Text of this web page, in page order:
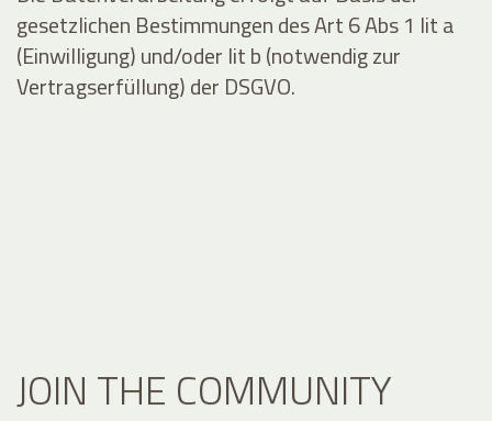
gesetzlichen Bestimmungen des Art 6 Abs 1 lit a
(Einwilligung) und/oder lit b (notwendig zur
Vertragserfüllung) der DSGVO.
JOIN THE COMMUNITY